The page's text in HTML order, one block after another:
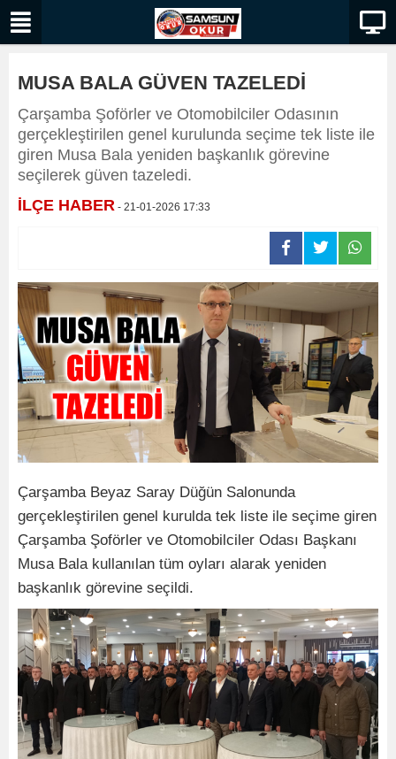
MUSA BALA GÜVEN TAZELEDİ
Çarşamba Şoförler ve Otomobilciler Odasının
gerçekleştirilen genel kurulunda seçime tek liste ile
giren Musa Bala yeniden başkanlık görevine
seçilerek güven tazeledi.
İLÇE HABER - 21-01-2026 17:33
Çarşamba Beyaz Saray Düğün Salonunda
gerçekleştirilen genel kurulda tek liste ile seçime giren
Çarşamba Şoförler ve Otomobilciler Odası Başkanı
Musa Bala kullanılan tüm oyları alarak yeniden
başkanlık görevine seçildi.